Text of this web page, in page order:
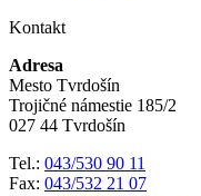
Kontakt
Adresa
Mesto Tvrdošín
Trojičné námestie 185/2
027 44 Tvrdošín
Tel.: 043/530 90 11
Fax: 043/532 21 07